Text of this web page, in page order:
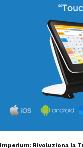
Imperium: Rivoluziona la